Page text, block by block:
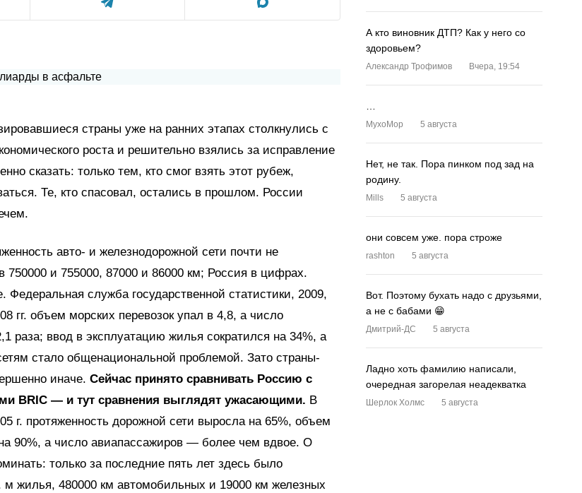
страны уже на ранних этапах столкнулись с
роста и решительно взялись за исправление
сказать: только тем, кто смог взять этот рубеж,
Те, кто спасовал, остались в прошлом. России
авто- и железнодорожной сети почти не
750000 и 755000, 87000 и 86000 км; Россия в цифрах.
служба государственной статистики, 2009,
гг. объем морских перевозок упал в 4,8, а число
раза; ввод в эксплуатацию жилья сократился на 34%, а
стало общенациональной проблемой. Зато страны-
иначе. Сейчас принято сравнивать Россию с
BRIC — и тут сравнения выглядят ужасающими. В
г. протяженность дорожной сети выросла на 65%, объем
90%, а число авиапассажиров — более чем вдвое. О
только за последние пять лет здесь было
м жилья, 480000 км автомобильных и 19000 км железных
А кто виновник ДТП? Как у него со
здоровьем?
Александр Трофимов Вчера, 19:54
MyxoMop 5 августа
Нет, не так. Пора пинком под зад на
родину.
Mills 5 августа
они совсем уже. пора строже
rashton 5 августа
Вот. Поэтому бухать надо с друзьями,
а не с бабами 😁
Дмитрий-ДС 5 августа
Ладно хоть фамилию написали,
очередная загорелая неадекватка
Шерлок Холмс 5 августа